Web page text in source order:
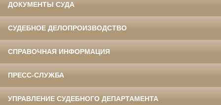
ДОКУМЕНТЫ СУДА
СУДЕБНОЕ ДЕЛОПРОИЗВОДСТВО
СПРАВОЧНАЯ ИНФОРМАЦИЯ
ПРЕСС-СЛУЖБА
УПРАВЛЕНИЕ СУДЕБНОГО ДЕПАРТАМЕНТА